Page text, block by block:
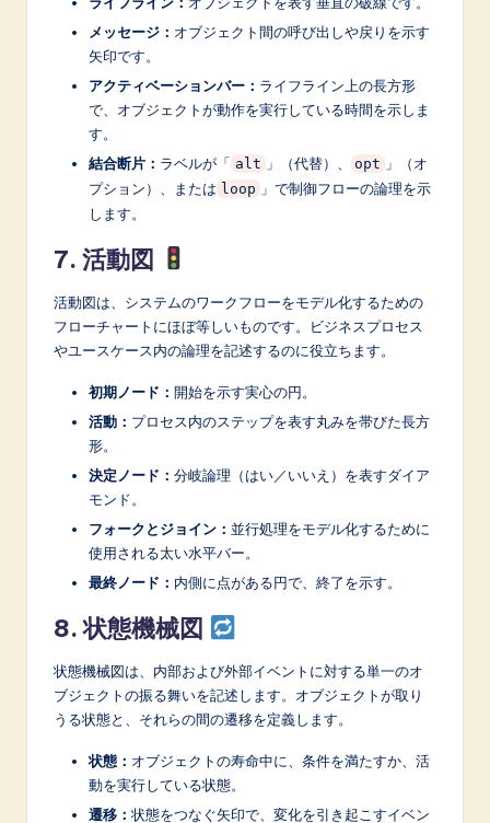
メッセージ： オブジェクト間の呼び出しや戻りを示す
矢印です。
アクティベーションバー： ライフライン上の長方形
で、オブジェクトが動作を実行している時間を示しま
す。
結合断片： ラベルが「 alt 」（代替）、 opt 」（オ
プション）、または loop 」で制御フローの論理を示
します。
7. 活動図
活動図は、システムのワークフローをモデル化するための
フローチャートにほぼ等しいものです。ビジネスプロセス
やユースケース内の論理を記述するのに役立ちます。
初期ノード： 開始を示す実心の円。
活動： プロセス内のステップを表す丸みを帯びた長方
形。
決定ノード： 分岐論理（はい／いいえ）を表すダイア
モンド。
フォークとジョイン： 並行処理をモデル化するために
使用される太い水平バー。
最終ノード： 内側に点がある円で、終了を示す。
8. 状態機械図
状態機械図は、内部および外部イベントに対する単一のオ
ブジェクトの振る舞いを記述します。オブジェクトが取り
うる状態と、それらの間の遷移を定義します。
状態： オブジェクトの寿命中に、条件を満たすか、活
動を実行している状態。
遷移： 状態をつなぐ矢印で、変化を引き起こすイベン